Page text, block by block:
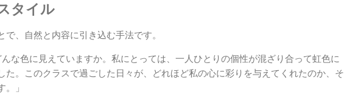
タイル
、自然と内容に引き込む手法です。
んな色に見えていますか。私にとっては、一人ひとりの個性が混ざり合って虹色に
た。このクラスで過ごした日々が、どれほど私の心に彩りを与えてくれたのか、そ
」